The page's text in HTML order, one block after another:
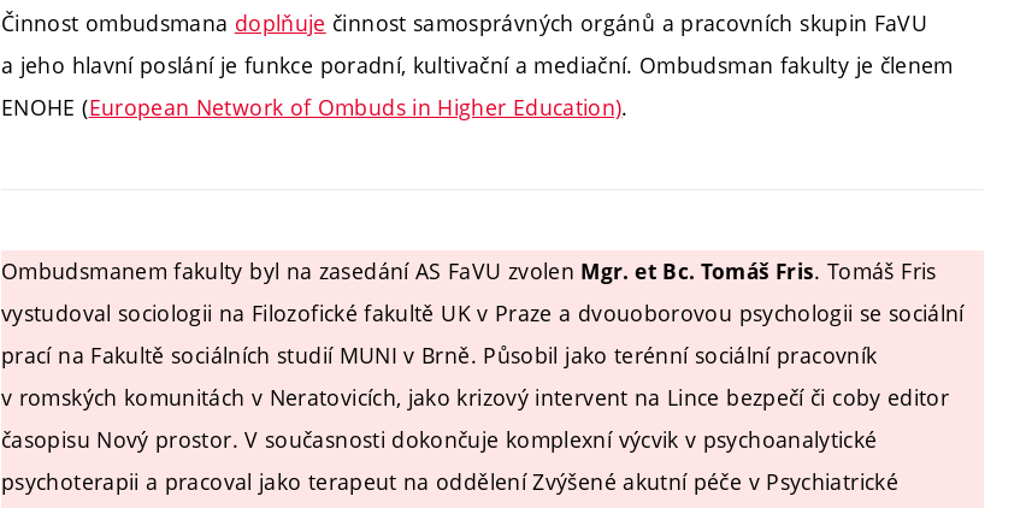
Činnost ombudsmana doplňuje činnost samosprávných orgánů a pracovních skupin FaVU
a jeho hlavní poslání je funkce poradní, kultivační a mediační. Ombudsman fakulty je členem
ENOHE (European Network of Ombuds in Higher Education).
Ombudsmanem fakulty byl na zasedání AS FaVU zvolen Mgr. et Bc. Tomáš Fris. Tomáš Fris
vystudoval sociologii na Filozofické fakultě UK v Praze a dvouoborovou psychologii se sociální
prací na Fakultě sociálních studií MUNI v Brně. Působil jako terénní sociální pracovník
v romských komunitách v Neratovicích, jako krizový intervent na Lince bezpečí či coby editor
časopisu Nový prostor. V současnosti dokončuje komplexní výcvik v psychoanalytické
psychoterapii a pracoval jako terapeut na oddělení Zvýšené akutní péče v Psychiatrické